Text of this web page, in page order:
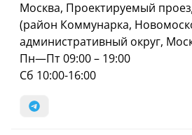
Москва, Проектируемый
(район Коммунарка,
административный округ,
Пн—Пт 09:00 – 19:00
Сб 10:00-16:00